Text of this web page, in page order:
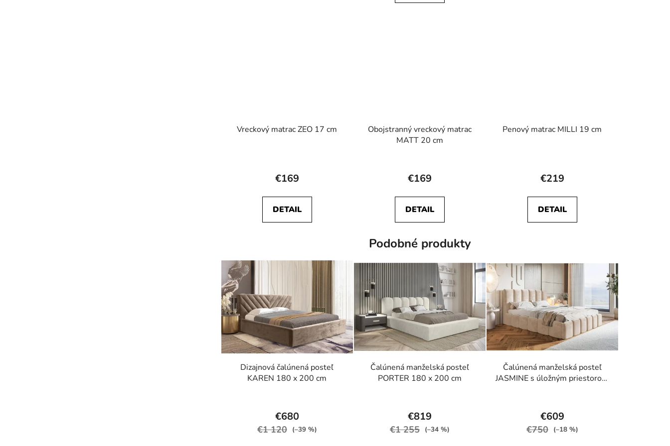
Vreckový matrac ZEO 17 cm
hodnotenie
je
5,0
€169
DETAIL
Obojstranný vreckový matrac
MATT 20 cm
hodnotenie
je
5,0
5
€169
DETAIL
Penový matrac MILLI 19 cm
hodnotenie
je
5,0
€219
DETAIL
Podobné produkty
Dizajnová čalúnená posteľ
KAREN 180 x 200 cm
hodnotenie
produktu
€680
€1 120 (–39 %)
Čalúnená manželská posteľ
PORTER 180 x 200 cm
hodnotenie
produktu
€819
€1 255 (–34 %)
Čalúnená manželská posteľ
JASMINE s úložným priestorom
hodnotenie
produktu
€609
€750 (–18 %)